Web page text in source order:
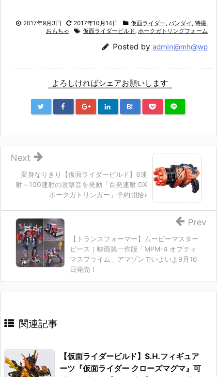
2017年9月3日 2017年10月14日 仮面ライダー, バンダイ , 特撮,
おもちゃ
仮面ライダービルド, ホークガトリングフォーム
Posted by admin@mh@wp
よろしければシェアお願いします
B!
変身なりきり【仮面ライダービルド】6連
射～100連射の攻撃音を発動「百発連射 DX
ホークガトリンガー」予約開始♪
Next
【トランスフォーマー】ムービーマスター
ピース｜映画第一作版「MPM-4 オプティ
マスプライム」アマゾンでいよいよ9月16
日発売！
Prev
関連記事
【仮面ライダービルド】S.H.フィギュア
ーツ『仮面ライダー クローズマグマ』可